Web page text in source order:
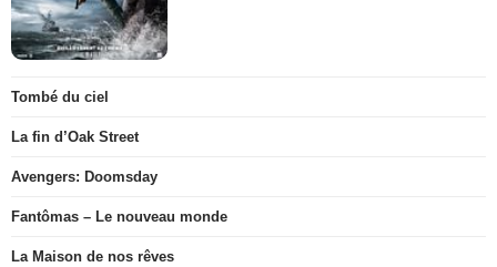
Tombé du ciel
La fin d’Oak Street
Avengers: Doomsday
Fantômas – Le nouveau monde
La Maison de nos rêves